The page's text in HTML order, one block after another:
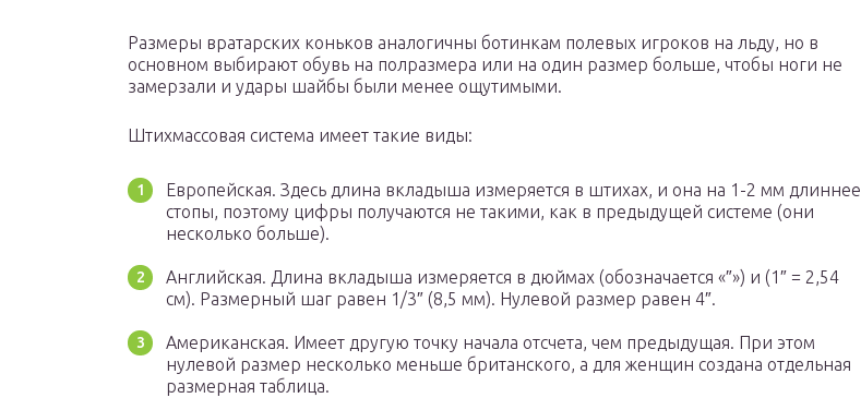
Размеры вратарских коньков аналогичны ботинкам полевых игроков на льду, но в
основном выбирают обувь на полразмера или на один размер больше, чтобы ноги не
замерзали и удары шайбы были менее ощутимыми.
Штихмассовая система имеет такие виды:
Европейская. Здесь длина вкладыша измеряется в штихах, и она на 1-2 мм длиннее
стопы, поэтому цифры получаются не такими, как в предыдущей системе (они
несколько больше).
Английская. Длина вкладыша измеряется в дюймах (обозначается «″») и (1″ = 2,54
см). Размерный шаг равен 1/3″ (8,5 мм). Нулевой размер равен 4″.
Американская. Имеет другую точку начала отсчета, чем предыдущая. При этом
нулевой размер несколько меньше британского, а для женщин создана отдельная
размерная таблица.